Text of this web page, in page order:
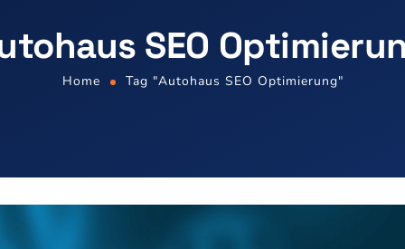
SEO
Home Tag "Autohaus SEO Optimierung"